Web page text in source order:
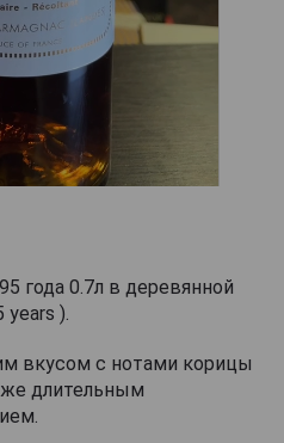
года 0.7л в деревянной
years ).
вкусом с нотами корицы
длительным